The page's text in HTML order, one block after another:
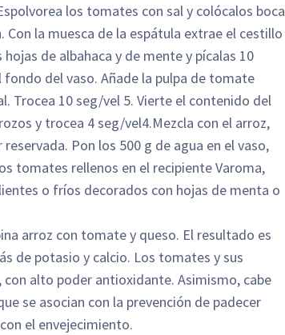
los tomates con sal y colócalos boca
Con la muesca de la espátula extrae el cestillo
de albahaca y de mente y pícalas 10
del vaso. Añade la pulpa de tomate
Trocea 10 seg/vel 5. Vierte el contenido del
y trocea 4 seg/vel4.Mezcla con el arroz,
Pon los 500 g de agua en el vaso,
tomates rellenos en el recipiente Varoma,
o fríos decorados con hojas de menta o
arroz con tomate y queso. El resultado es
de potasio y calcio. Los tomates y sus
alto poder antioxidante. Asimismo, cabe
se asocian con la prevención de padecer
el envejecimiento.